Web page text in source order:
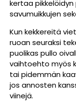
kertaa
savumuikkujen
Kun kekkereitä
ruoan seuraksi
puolikas pullo
vaihtoehto myös
tai pidemmän
jos annosten
viinejä.